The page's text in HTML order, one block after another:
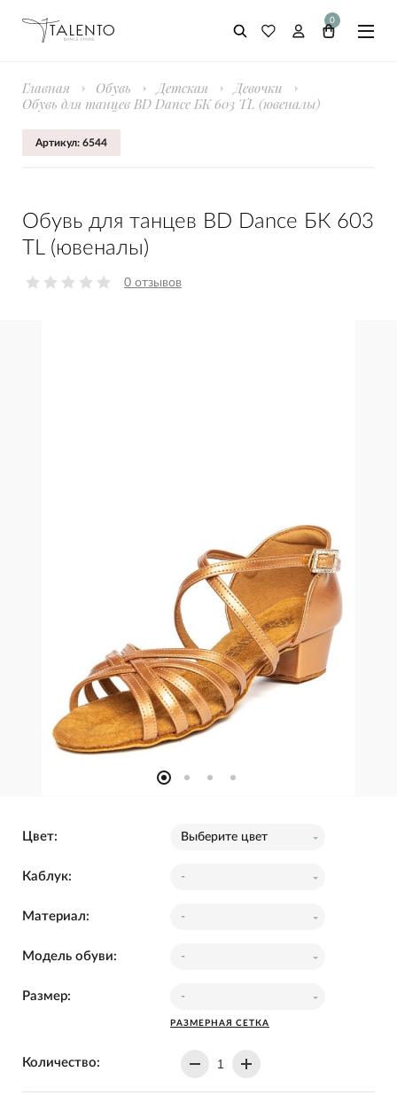
0
Главная Обувь Детская
Девочки
Обувь для танцев BD Dance БК 603 TL (ювеналы)
Артикул: 6544
Обувь для танцев BD Dance БК 603
TL (ювеналы)
0 отзывов
Цвет: Выберите цвет
Каблук: -
Материал: -
Модель обуви: -
Размер: -
РАЗМЕРНАЯ СЕТКА
Количество: